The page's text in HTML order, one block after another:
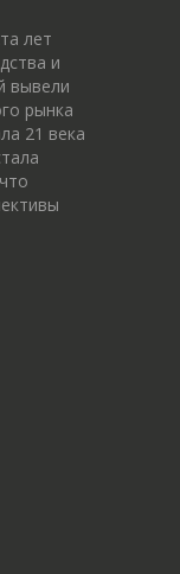
лет
и
вывели
рынка
21 века